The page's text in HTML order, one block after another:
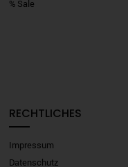
% Sale
RECHTLICHES
Impressum
Datenschutz